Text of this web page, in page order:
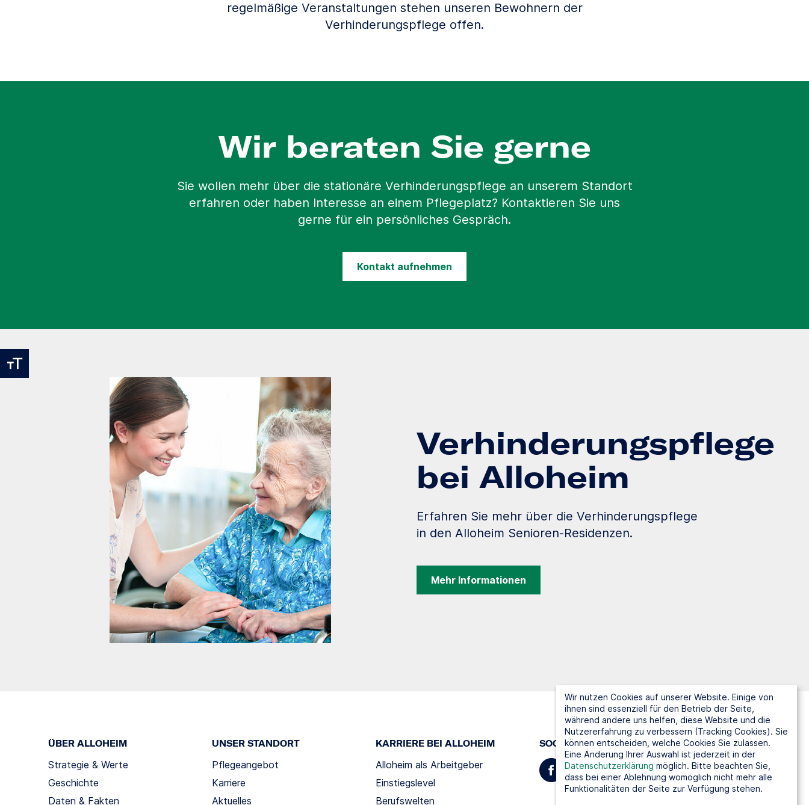
regelmäßige Veranstaltungen stehen unseren Bewohnern der
Verhinderungspflege offen.
Wir beraten Sie gerne
Sie wollen mehr über die stationäre Verhinderungspflege an unserem Standort
erfahren oder haben Interesse an einem Pflegeplatz? Kontaktieren Sie uns
gerne für ein persönliches Gespräch.
Kontakt aufnehmen
Verhinderungspflege
bei Alloheim
Erfahren Sie mehr über die Verhinderungspflege
in den Alloheim Senioren-Residenzen.
Mehr Informationen
ÜBER ALLOHEIM
Strategie & Werte
Geschichte
Daten & Fakten
UNSER STANDORT
Pflegeangebot
Karriere
Aktuelles
KARRIERE BEI ALLOHEIM
Alloheim als Arbeitgeber
Einstiegslevel
Berufswelten
SOCIAL MEDIA
Wir nutzen Cookies auf unserer Website. Einige von
ihnen sind essenziell für den Betrieb der Seite,
während andere uns helfen, diese Website und die
Nutzererfahrung zu verbessern (Tracking Cookies). Sie
können entscheiden, welche Cookies Sie zulassen.
Eine Änderung Ihrer Auswahl ist jederzeit in der
Datenschutzerklärung möglich. Bitte beachten Sie,
dass bei einer Ablehnung womöglich nicht mehr alle
Funktionalitäten der Seite zur Verfügung stehen.